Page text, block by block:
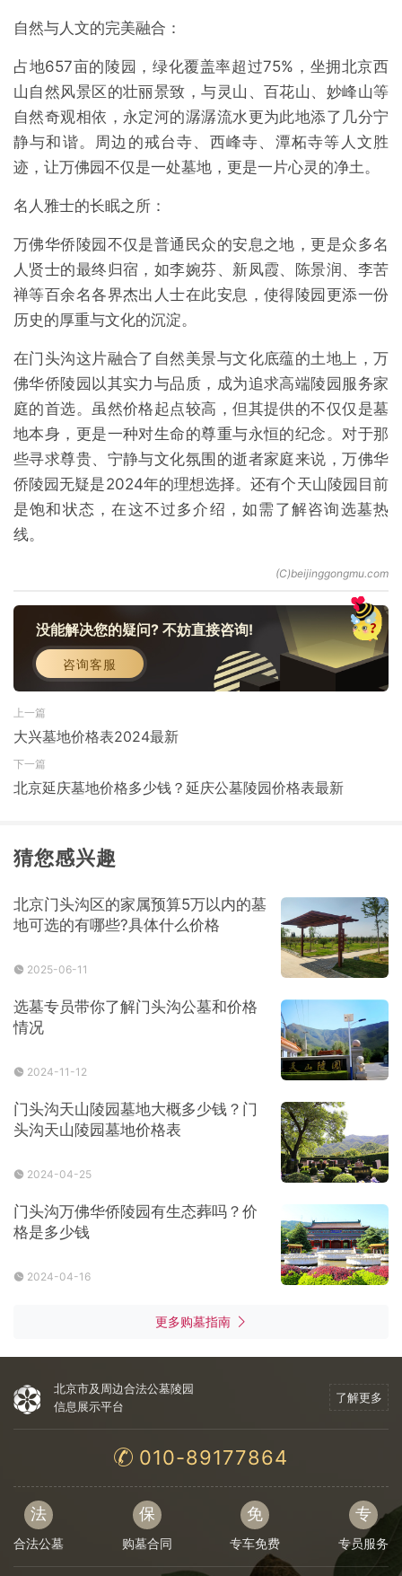
自然与人文的完美融合：
占地657亩的陵园，绿化覆盖率超过75%，坐拥北京西
山自然风景区的壮丽景致，与灵山、百花山、妙峰山等
自然奇观相依，永定河的潺潺流水更为此地添了几分宁
静与和谐。周边的戒台寺、西峰寺、潭柘寺等人文胜
迹，让万佛园不仅是一处墓地，更是一片心灵的净土。
名人雅士的长眠之所：
万佛华侨陵园不仅是普通民众的安息之地，更是众多名
人贤士的最终归宿，如李婉芬、新凤霞、陈景润、李苦
禅等百余名各界杰出人士在此安息，使得陵园更添一份
历史的厚重与文化的沉淀。
在门头沟这片融合了自然美景与文化底蕴的土地上，万
佛华侨陵园以其实力与品质，成为追求高端陵园服务家
庭的首选。虽然价格起点较高，但其提供的不仅仅是墓
地本身，更是一种对生命的尊重与永恒的纪念。对于那
些寻求尊贵、宁静与文化氛围的逝者家庭来说，万佛华
侨陵园无疑是2024年的理想选择。还有个天山陵园目前
是饱和状态，在这不过多介绍，如需了解咨询选墓热
线。
没能解决您的疑问? 不妨直接咨询!
咨询客服
上一篇
大兴墓地价格表2024最新
下一篇
北京延庆墓地价格多少钱？延庆公墓陵园价格表最新
猜您感兴趣
北京门头沟区的家属预算5万以内的墓
地可选的有哪些?具体什么价格
2025-06-11
选墓专员带你了解门头沟公墓和价格
情况
2024-11-12
门头沟天山陵园墓地大概多少钱？门
头沟天山陵园墓地价格表
2024-04-25
门头沟万佛华侨陵园有生态葬吗？价
格是多少钱
2024-04-16
更多购墓指南
北京市及周边合法公墓陵园
信息展示平台
了解更多
010-89177864
法
合法公墓
保
购墓合同
免
专车免费
专
专员服务